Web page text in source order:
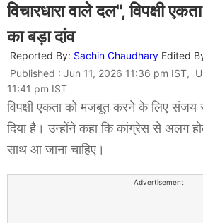
विचारधारा वाले दल", विपक्षी
का बड़ा दांव
Reported By: Sachin Chaudhary Edited
Published : Jun 11, 2026 11:36 pm IST,
11:41 pm IST
विपक्षी एकता को मजबूत करने के लिए संजय
दिया है। उन्होंने कहा कि कांग्रेस से अलग
साथ आ जाना चाहिए।
Advertisement